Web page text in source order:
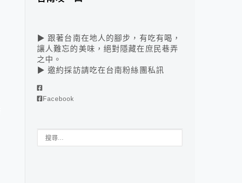
▶ 跟著台南在地人的腳步，有吃有喝，
讓人難忘的美味，絕對隱藏在庶民巷弄
之中。
▶ 邀約採訪請吃在台南粉絲團私訊
Facebook